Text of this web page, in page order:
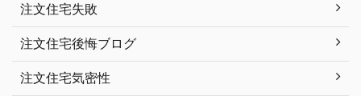
注文住宅失敗
注文住宅後悔ブログ
注文住宅気密性